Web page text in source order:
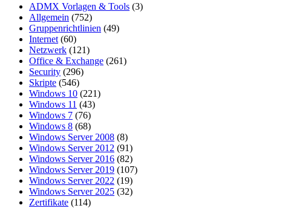
ADMX Vorlagen & Tools (3)
Allgemein (752)
Gruppenrichtlinien (49)
Internet (60)
Netzwerk (121)
Office & Exchange (261)
Security (296)
Skripte (546)
Windows 10 (221)
Windows 11 (43)
Windows 7 (76)
Windows 8 (68)
Windows Server 2008 (8)
Windows Server 2012 (91)
Windows Server 2016 (82)
Windows Server 2019 (107)
Windows Server 2022 (19)
Windows Server 2025 (32)
Zertifikate (114)